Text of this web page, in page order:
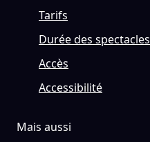
Tarifs
Durée des spectacles
Accès
Accessibilité
Mais aussi